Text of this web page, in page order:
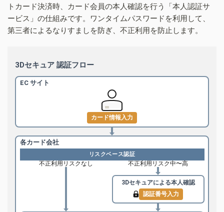
トカード決済時、カード会員の本人確認を行う「本人認証サ
ービス」の仕組みです。ワンタイムパスワードを利用して、
第三者によるなりすましを防ぎ、不正利用を防止します。
3Dセキュア 認証フロー
EC サイト
カード情報入力
各カード会社
リスクベース認証
不正利用リスクなし 不正利用リスク中〜高
3Dセキュアによる本人確認
認証番号入力